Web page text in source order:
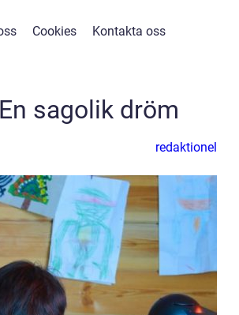
Cookies Kontakta oss
sagolik dröm
redaktionel